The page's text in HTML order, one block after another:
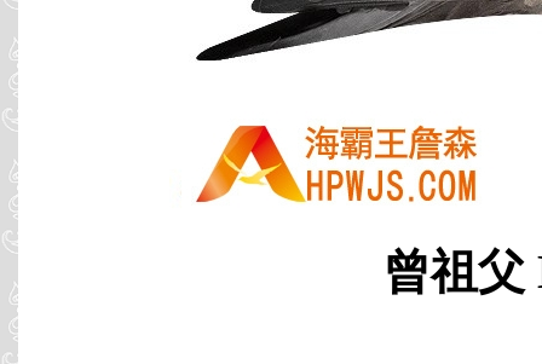
曾祖父